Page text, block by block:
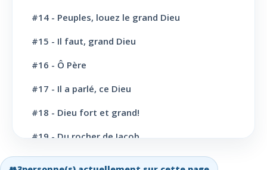
L' Eglise: Dernier message
L' Eglise: Bapteme
L' Sainte scène
Evangélisation: Appel au salut
#14 - Peuples, louez le grand Dieu
#15 - Il faut, grand Dieu
#16 - Ô Père
#17 - Il a parlé, ce Dieu
#18 - Dieu fort et grand!
#19 - Du rocher de Jacob
#20 - Grand Dieu, nous te louons